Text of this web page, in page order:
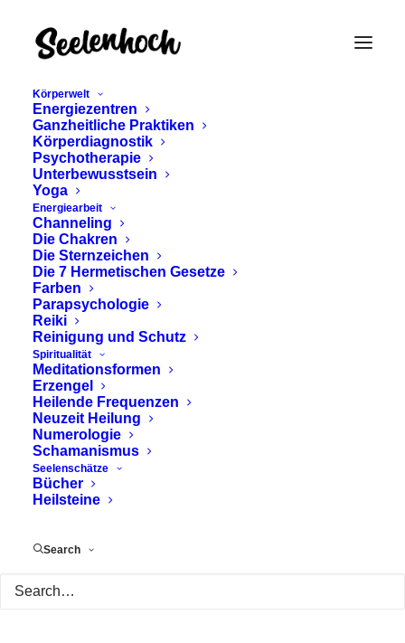
Körperwelt
Energiezentren
Ganzheitliche Praktiken
Körperdiagnostik
Psychotherapie
Unterbewusstsein
Yoga
Energiearbeit
Channeling
Die Chakren
Die Sternzeichen
Die 7 Hermetischen Gesetze
Farben
Parapsychologie
Reiki
Reinigung und Schutz
Spiritualität
Meditationsformen
Erzengel
Heilende Frequenzen
Neuzeit Heilung
Numerologie
Schamanismus
Seelenschätze
Bücher
Heilsteine
Search
innere Medizin